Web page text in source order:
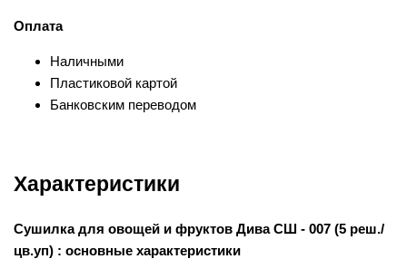
Оплата
Наличными
Пластиковой картой
Банковским переводом
Характеристики
Сушилка для овощей и фруктов Дива СШ - 007 (5 реш./
цв.уп) : основные характеристики